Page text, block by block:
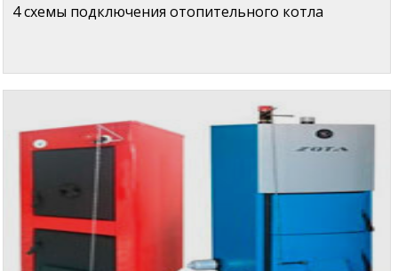
4 схемы подключения отопительного котла